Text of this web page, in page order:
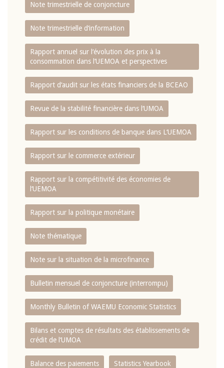
Note trimestrielle de conjoncture
Note trimestrielle d‘information
Rapport annuel sur l‘évolution des prix à la
consommation dans l‘UEMOA et perspectives
Rapport d‘audit sur les états financiers de la BCEAO
Revue de la stabilité financière dans l‘UMOA
Rapport sur les conditions de banque dans L‘UEMOA
Rapport sur le commerce extérieur
Rapport sur la compétitivité des économies de
l‘UEMOA
Rapport sur la politique monétaire
Note thématique
Note sur la situation de la microfinance
Bulletin mensuel de conjoncture (interrompu)
Monthly Bulletin of WAEMU Economic Statistics
Bilans et comptes de résultats des établissements de
crédit de l‘UMOA
Balance des paiements Statistics Yearbook